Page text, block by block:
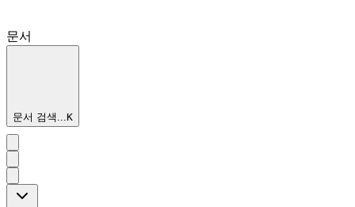
문서
문서 검색...K